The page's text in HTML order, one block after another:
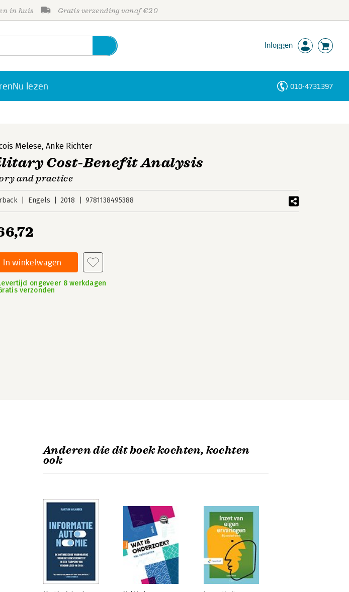
in huis Gratis verzending vanaf €20
Inloggen
Nu lezen 010-4731397
Melese,Anke Richter
Cost-Benefit Analysis
and practice
Engels 2018 9781138495388
In winkelwagen
ongeveer 8 werkdagen
verzonden
Anderen die dit boek kochten, kochten
ook
Personen